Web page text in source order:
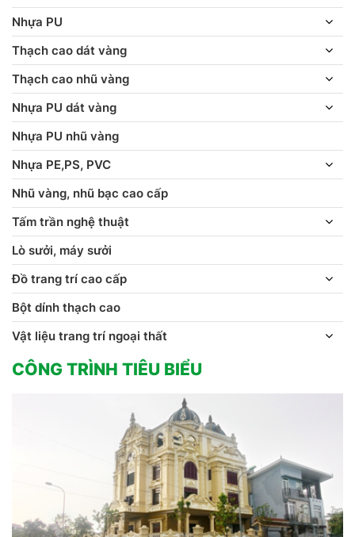
Nhựa PU
Thạch cao dát vàng
Thạch cao nhũ vàng
Nhựa PU dát vàng
Nhựa PU nhũ vàng
Nhựa PE,PS, PVC
Nhũ vàng, nhũ bạc cao cấp
Tấm trần nghệ thuật
Lò sưởi, máy sưởi
Đồ trang trí cao cấp
Bột dính thạch cao
Vật liệu trang trí ngoại thất
CÔNG TRÌNH TIÊU BIỂU